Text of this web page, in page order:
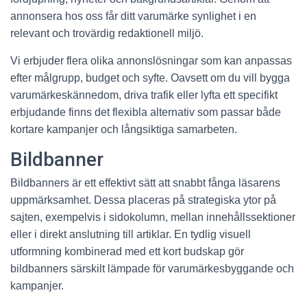
annonsera hos oss får ditt varumärke synlighet i en
relevant och trovärdig redaktionell miljö.
Vi erbjuder flera olika annonslösningar som kan anpassas
efter målgrupp, budget och syfte. Oavsett om du vill bygga
varumärkeskännedom, driva trafik eller lyfta ett specifikt
erbjudande finns det flexibla alternativ som passar både
kortare kampanjer och långsiktiga samarbeten.
Bildbanner
Bildbanners är ett effektivt sätt att snabbt fånga läsarens
uppmärksamhet. Dessa placeras på strategiska ytor på
sajten, exempelvis i sidokolumn, mellan innehållssektioner
eller i direkt anslutning till artiklar. En tydlig visuell
utformning kombinerad med ett kort budskap gör
bildbanners särskilt lämpade för varumärkesbyggande och
kampanjer.